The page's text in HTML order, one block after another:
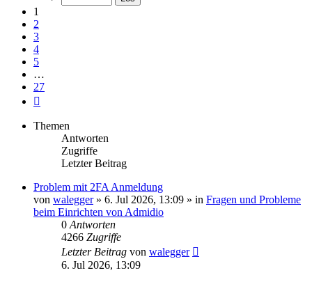
1
2
3
4
5
…
27
Themen
Antworten
Zugriffe
Letzter Beitrag
Problem mit 2FA Anmeldung
von walegger» 6. Jul 2026, 13:09 » in Fragen und Probleme
beim Einrichten von Admidio
0 Antworten
4266 Zugriffe
Letzter Beitrag von walegger
6. Jul 2026, 13:09